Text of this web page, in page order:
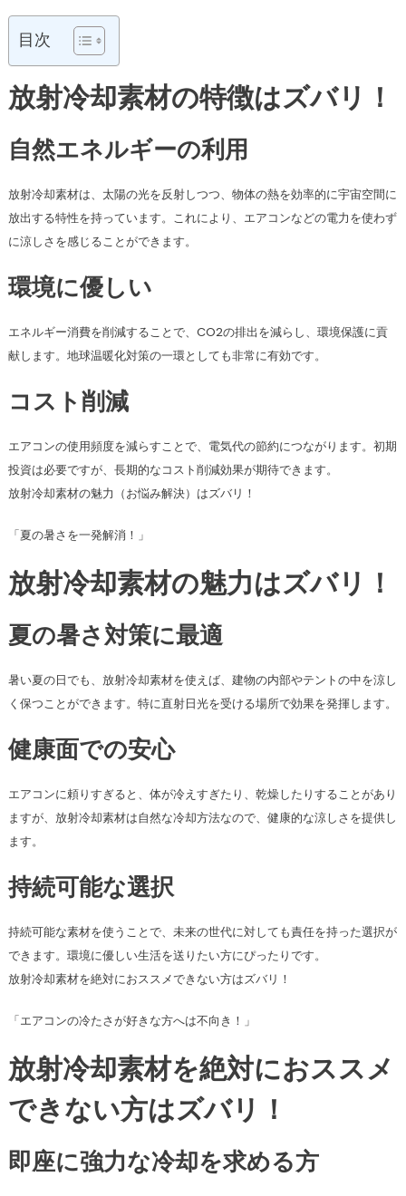
目次
放射冷却素材の特徴はズバリ！
自然エネルギーの利用
放射冷却素材は、太陽の光を反射しつつ、物体の熱を効率的に宇宙空間に
放出する特性を持っています。これにより、エアコンなどの電力を使わず
に涼しさを感じることができます。
環境に優しい
エネルギー消費を削減することで、CO2の排出を減らし、環境保護に貢
献します。地球温暖化対策の一環としても非常に有効です。
コスト削減
エアコンの使用頻度を減らすことで、電気代の節約につながります。初期
投資は必要ですが、長期的なコスト削減効果が期待できます。
放射冷却素材の魅力（お悩み解決）はズバリ！
「夏の暑さを一発解消！」
放射冷却素材の魅力はズバリ！
夏の暑さ対策に最適
暑い夏の日でも、放射冷却素材を使えば、建物の内部やテントの中を涼し
く保つことができます。特に直射日光を受ける場所で効果を発揮します。
健康面での安心
エアコンに頼りすぎると、体が冷えすぎたり、乾燥したりすることがあり
ますが、放射冷却素材は自然な冷却方法なので、健康的な涼しさを提供し
ます。
持続可能な選択
持続可能な素材を使うことで、未来の世代に対しても責任を持った選択が
できます。環境に優しい生活を送りたい方にぴったりです。
放射冷却素材を絶対におススメできない方はズバリ！
「エアコンの冷たさが好きな方へは不向き！」
放射冷却素材を絶対におススメ
できない方はズバリ！
即座に強力な冷却を求める方